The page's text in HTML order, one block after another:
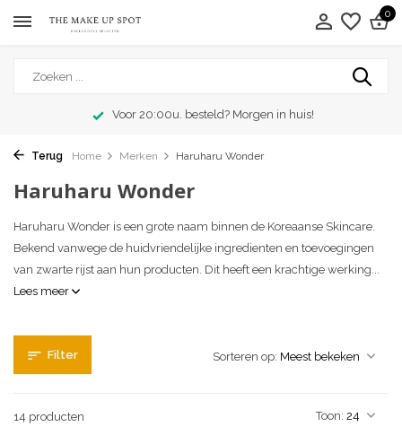
0
Voor 20:00u. besteld? Morgen in huis!
Terug Home Merken Haruharu Wonder
Haruharu Wonder
Haruharu Wonder is een grote naam binnen de Koreaanse Skincare.
Bekend vanwege de huidvriendelijke ingredienten en toevoegingen
van zwarte rijst aan hun producten. Dit heeft een krachtige werking...
Lees meer
Filter
14 producten Toon:
Sorteren op: